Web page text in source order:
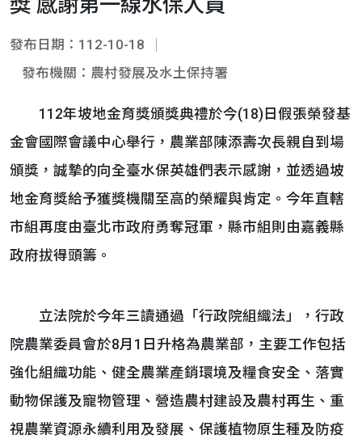
獎 感謝第一線水保人員
發布日期：112-10-18
發布機關：農村發展及水土保持署
112年坡地金育獎頒獎典禮於今(18)日假張榮發基
金會國際會議中心舉行，農業部陳添壽次長親自到場
頒獎，誠摯的向全臺水保英雄們表示感謝，並透過坡
地金育獎給予獲獎機關至高的榮耀與肯定。今年直轄
市組再度由臺北市政府勇奪冠軍，縣市組則由嘉義縣
政府拔得頭籌。
立法院於今年三讀通過「行政院組織法」，行政
院農業委員會於8月1日升格為農業部，主要工作包括
強化組織功能、健全農業產銷環境及糧食安全、落實
動物保護及寵物管理、營造農村建設及農村再生、重
視農業資源永續利用及發展、保護植物原生種及防疫